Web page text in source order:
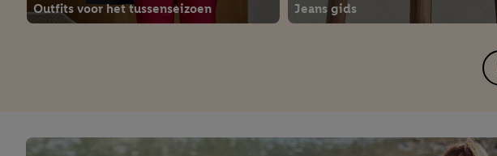
Outfits voor het tussenseizoen Jeans gids